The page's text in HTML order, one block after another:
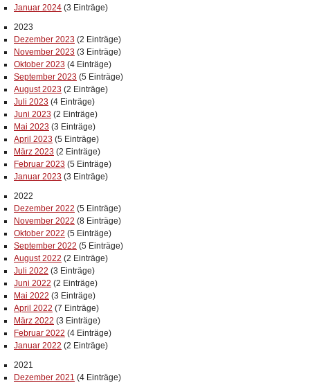
Januar 2024 (3 Einträge)
2023
Dezember 2023 (2 Einträge)
November 2023 (3 Einträge)
Oktober 2023 (4 Einträge)
September 2023 (5 Einträge)
August 2023 (2 Einträge)
Juli 2023 (4 Einträge)
Juni 2023 (2 Einträge)
Mai 2023 (3 Einträge)
April 2023 (5 Einträge)
März 2023 (2 Einträge)
Februar 2023 (5 Einträge)
Januar 2023 (3 Einträge)
2022
Dezember 2022 (5 Einträge)
November 2022 (8 Einträge)
Oktober 2022 (5 Einträge)
September 2022 (5 Einträge)
August 2022 (2 Einträge)
Juli 2022 (3 Einträge)
Juni 2022 (2 Einträge)
Mai 2022 (3 Einträge)
April 2022 (7 Einträge)
März 2022 (3 Einträge)
Februar 2022 (4 Einträge)
Januar 2022 (2 Einträge)
2021
Dezember 2021 (4 Einträge)